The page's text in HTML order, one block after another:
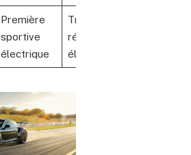
Première
sportive
électrique
Transition
réussie vers
électromobilité